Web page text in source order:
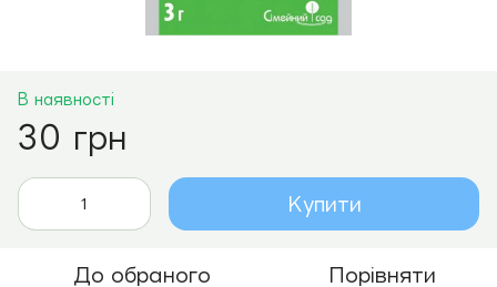
В наявності
30 грн
Купити
До обраного Порівняти